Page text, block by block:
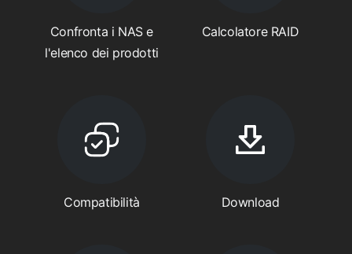
Confronta i NAS e
l'elenco dei prodotti
Calcolatore RAID
Compatibilità Download